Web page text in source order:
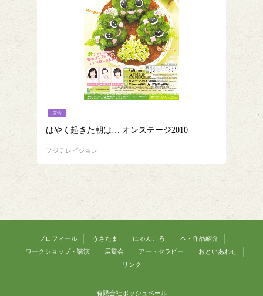
広告
はやく起きた朝は… オンステージ2010
フジテレビジョン
プロフィール うさたま にゃんころ
本・作品紹介
ワークショップ・講演
展覧会 アートセラピー
おといあわせ
リンク
有限会社ポッシュベール